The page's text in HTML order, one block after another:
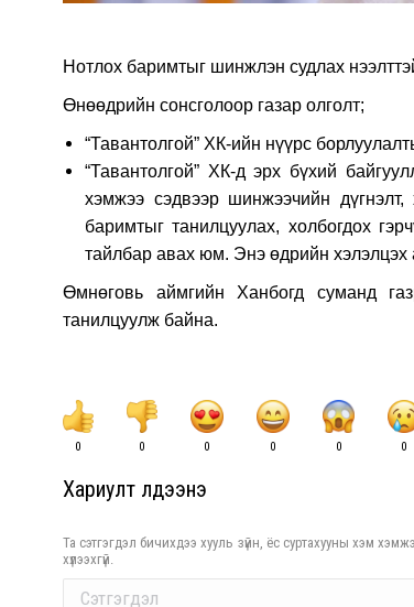
Нотлох баримтыг шинжлэн судлах
Өнөөдрийн сонсголоор газар олголт;
“Тавантолгой” ХК-ийн нүүрс
“Тавантолгой” ХК-д эрх бүхий
хэмжээ сэдвээр шинжээчийн
баримтыг танилцуулах, холбогдох
тайлбар авах юм. Энэ өдрийн хэлэлцэх
Өмнөговь аймгийн Ханбогд суманд
танилцуулж байна.
0 0 0 0 0 0
Хариулт үлдээнэ үү
Та сэтгэгдэл бичихдээ хууль зүйн, ёс суртахууны хэм
хүлээхгүй.
Comment